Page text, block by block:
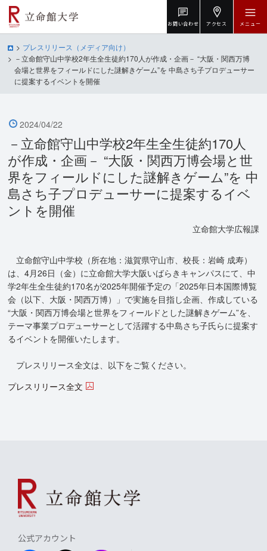
お問い合わせ アクセス メニュー
プレスリリース（メディア向け）
－立命館守山中学校2年生全生徒約170人が作成・企画－ “大阪・関西万博
会場と世界をフィールドにした謎解きゲーム”を 中島さち子プロデューサー
に提案するイベントを開催
2024/04/22
－立命館守山中学校2年生全生徒約170人
が作成・企画－ “大阪・関西万博会場と世
界をフィールドにした謎解きゲーム”を 中
島さち子プロデューサーに提案するイベ
ントを開催
立命館大学広報課
立命館守山中学校（所在地：滋賀県守山市、校長：岩崎 成寿）
は、4月26日（金）に立命館大学大阪いばらきキャンパスにて、中
学2年生全生徒約170名が2025年開催予定の「2025年日本国際博覧
会（以下、大阪・関西万博）」で実施を目指し企画、作成している
“大阪・関西万博会場と世界をフィールドとした謎解きゲーム”を、
テーマ事業プロデューサーとして活躍する中島さち子氏らに提案す
るイベントを開催いたします。
プレスリリース全文は、以下をご覧ください。
プレスリリース全文
公式アカウント